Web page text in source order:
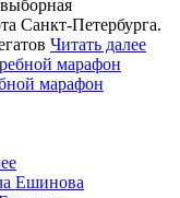
Санкт-Петербурга.
Читать далее
марафон